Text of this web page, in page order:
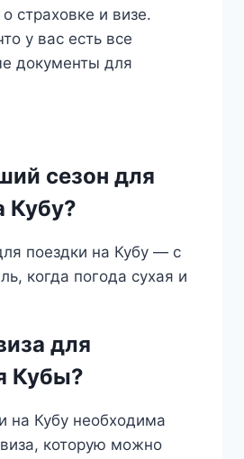
страховке и визе.
у вас есть все
документы для
сезон для
Кубу?
поездки на Кубу — с
когда погода сухая и
для
Кубы?
на Кубу необходима
которую можно